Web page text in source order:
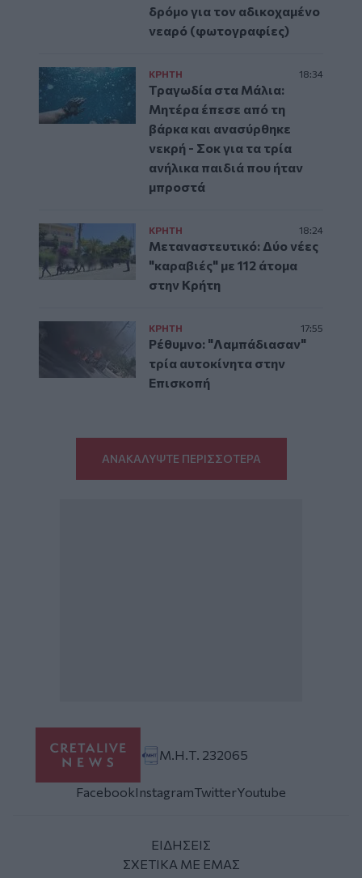
δρόμο για τον αδικοχαμένο
νεαρό (φωτογραφίες)
ΚΡΗΤΗ 18:34
Τραγωδία στα Μάλια:
Μητέρα έπεσε από τη
βάρκα και ανασύρθηκε
νεκρή - Σοκ για τα τρία
ανήλικα παιδιά που ήταν
μπροστά
ΚΡΗΤΗ 18:24
Μεταναστευτικό: Δύο νέες
"καραβιές" με 112 άτομα
στην Κρήτη
ΚΡΗΤΗ 17:55
Ρέθυμνο: "Λαμπάδιασαν"
τρία αυτοκίνητα στην
Επισκοπή
ΑΝΑΚΑΛΥΨΤΕ ΠΕΡΙΣΣΟΤΕΡΑ
Μ.Η.Τ. 232065
FacebookInstagramTwitterYoutube
ΕΙΔΗΣΕΙΣ
ΣΧΕΤΙΚΑ ΜΕ ΕΜΑΣ